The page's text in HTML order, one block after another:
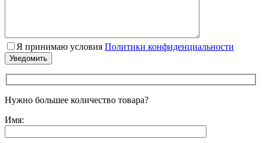
Я принимаю условия Политики конфиденциальности
Нужно большее количество товара?
Имя: